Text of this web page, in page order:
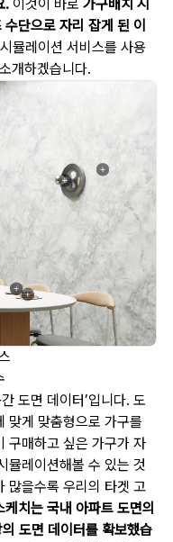
. 이것이 바로 가구배치 시
단으로 자리 잡게 된 이
뮬레이션 서비스를 사용
개하겠습니다.
도면 데이터’입니다. 도
맞게 맞춤형으로 가구를
구매하고 싶은 가구가 자
뮬레이션해볼 수 있는 것
많을수록 우리의 타겟 고
케치는 국내 아파트 도면의
도면 데이터를 확보했습